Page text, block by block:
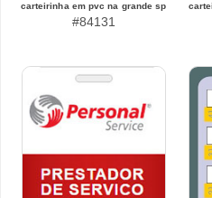
carteirinha em pvc na grande sp
#84131